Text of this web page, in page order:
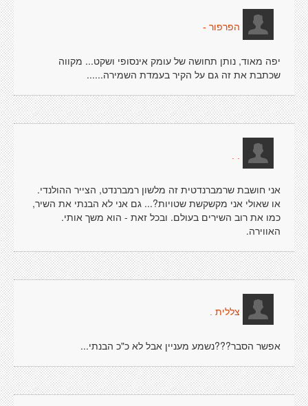
הפרפור -
יפה מאוד, נותן תחושה של עומק אינסופי ושקט... מקווה
שכתבת את זה גם על הקיר בעמדת השמירה......
אני חושבת שרמברנדטית זה מלשון רמברנדט, הצייר ההולנדי.
או שאולי אני מקשקשת שטויות?... גם אני לא הבנתי את השיר,
כמו את רוב השירים בעולם. ובכל זאת - הוא משך אותי.
האווירה.
צללית .
אפשר הסבר???נשמע מעניין אבל לא כ"כ הבנתי...